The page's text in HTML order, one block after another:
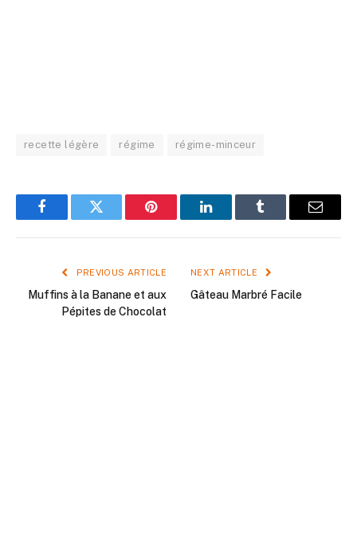
recette légère régime régime-minceur
FacebookTwitter Pinterest LinkedInTumblr Email
PREVIOUS ARTICLE
Muffins à la Banane et aux
Pépites de Chocolat
NEXT ARTICLE
Gâteau Marbré Facile